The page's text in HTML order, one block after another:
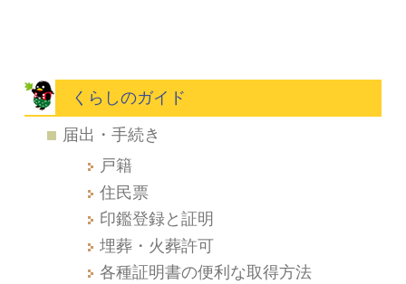
くらしのガイド
届出・手続き
戸籍
住民票
印鑑登録と証明
埋葬・火葬許可
各種証明書の便利な取得方法